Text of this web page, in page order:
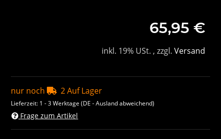
65,95 €
inkl. 19% USt. , zzgl. Versand
nur noch 2 Auf Lager
Lieferzeit: 1 - 3 Werktage(DE - Ausland abweichend)
Frage zum Artikel